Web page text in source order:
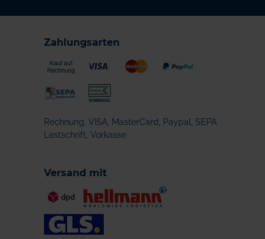
Zahlungsarten
Rechnung, VISA, MasterCard, Paypal, SEPA
Lastschrift, Vorkasse
Versand mit